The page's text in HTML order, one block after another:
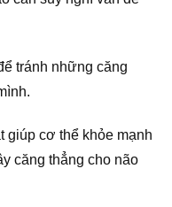
tránh những căng
giúp cơ thể khỏe mạnh
căng thẳng cho não